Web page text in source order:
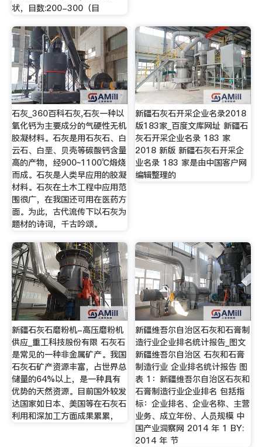
状，目数:200-300（目
石灰_360百科石灰,石灰一种以
氧化钙为主要成分的气硬性无机
胶凝材料。石灰是用石灰石、白
云石、白垩、贝壳等碳酸钙含量
高的产物，经900~1100℃煅烧
而成。石灰是人类早应用的胶凝
材料。石灰在土木工程中应用范
围很广，在我国还可用在医药方
面。为此，古代流传下以石灰为
题材的诗词，千古吟颂。
新疆石灰石开采企业名录2018
版183家_百度文库网址 新疆石
灰石开采企业名录 183 家
2018 新版 新疆石灰石开采企
业名录 183 家是由中国客户网
编辑整理的
新疆石灰石磨粉机-高压磨粉机
供应_重工科技股份有限 石灰石
是常见的一种非金属矿产。我国
石灰石矿产资源丰富，占世界总
储量的64%以上，是一种具有
优势的天然资源。目前国外较发
达国家如日本、美国等在石灰石
利用和深加工方面成果累累，
新疆维吾尔自治区石灰和石膏制
造行业企业排名统计报告_图文
新疆维吾尔自治区 石灰和石膏
制造行业 企业排名统计报告 图
表 1：新疆维吾尔自治区石灰和
石膏制造行业企业排名 包括指
标：企业排名、企业名称、主营
业务、成立年份、人员规模 中
国产业洞察网 2014 年 1 BY:
2014 年 节